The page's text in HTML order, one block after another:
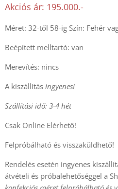
Akciós ár: 195.000.-
Méret: 32-től 58-ig Szín: Fehér
Beépített melltartó: van
Merevítés: nincs
A kiszállítás ingyenes!
Szállítási idő: 3-4 hét
Csak Online Elérhető!
Felpróbálható és visszaküldhető!
Rendelés esetén ingyenes
átvételi és próbalehetőséggel a